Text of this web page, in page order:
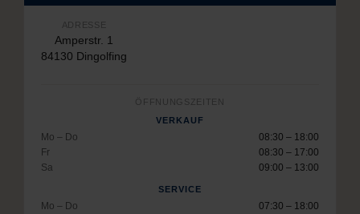
ADRESSE
Amperstr. 1
84130 Dingolfing
ÖFFNUNGSZEITEN
VERKAUF
Mo – Do
08:30 – 18:00
Fr
08:30 – 17:00
Sa
09:00 – 13:00
SERVICE
Mo – Do
07:30 – 18:00